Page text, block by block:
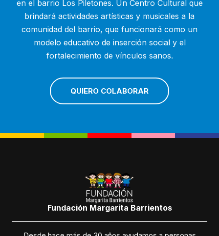
en el barrio Los Piletones. Un Centro Cultural que
brindará actividades artísticas y musicales a la
comunidad del barrio, que funcionará como un
modelo educativo de inserción social y el
fortalecimiento de vínculos sanos.
QUIERO COLABORAR
Fundación Margarita Barrientos